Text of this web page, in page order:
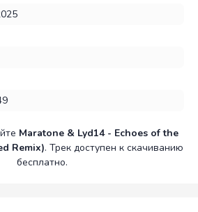
Maratone & Lyd14 - Echoes of the
Remix). Трек доступен к скачиванию
бесплатно.